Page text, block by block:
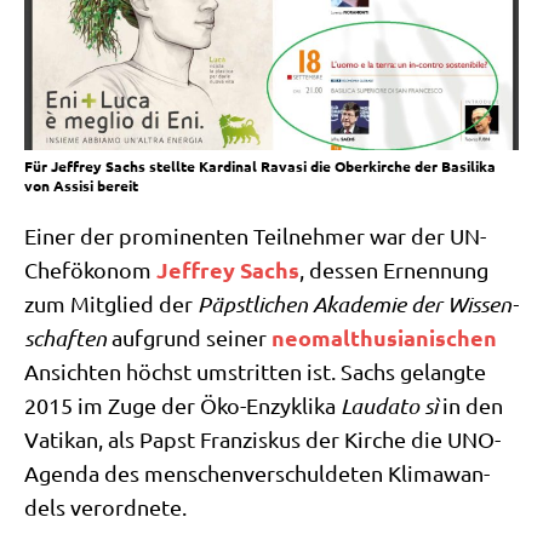
Für Jef­frey Sachs stell­te Kar­di­nal Rava­si die Ober­kir­che der Basi­li­ka
von Assi­si bereit
Einer der pro­mi­nen­ten Teil­neh­mer war der UN-
Chef­öko­nom Jef­frey Sachs , des­sen Ernen­nung
zum Mit­glied der Päpst­li­chen Aka­de­mie der Wis­sen­
schaf­tenauf­grund sei­ner neo­mal­thu­sia­ni­schen
Ansich­ten höchst umstrit­ten ist. Sachs gelang­te
2015 im Zuge der Öko-Enzy­kli­ka Lau­da­to sìin den
Vati­kan, als Papst Fran­zis­kus der Kir­che die UNO-
Agen­da des men­schen­ver­schul­de­ten Kli­ma­wan­
dels verordnete.